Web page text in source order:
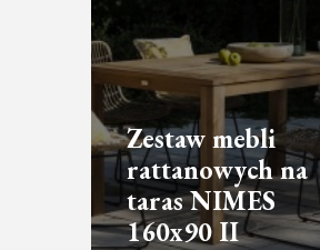
Zestaw mebli
rattanowych na
taras NIMES
160x90 II